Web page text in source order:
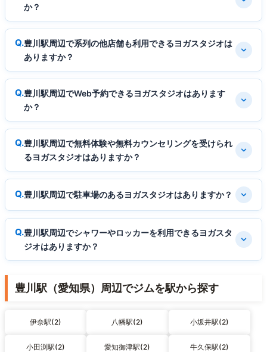
か？
豊川駅周辺で系列の他店舗も利用できるヨガスタジオは
ありますか？
豊川駅周辺でWeb予約できるヨガスタジオはあります
か？
豊川駅周辺で無料体験や無料カウンセリングを受けられ
るヨガスタジオはありますか？
豊川駅周辺で駐車場のあるヨガスタジオはありますか？
豊川駅周辺でシャワーやロッカーを利用できるヨガスタ
ジオはありますか？
豊川駅（愛知県）周辺でジムを駅から探す
伊奈駅(2) 八幡駅(2) 小坂井駅(2)
小田渕駅(2) 愛知御津駅(2) 牛久保駅(2)